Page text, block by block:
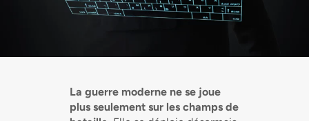
La guerre moderne ne se joue
plus seulement sur les champs de